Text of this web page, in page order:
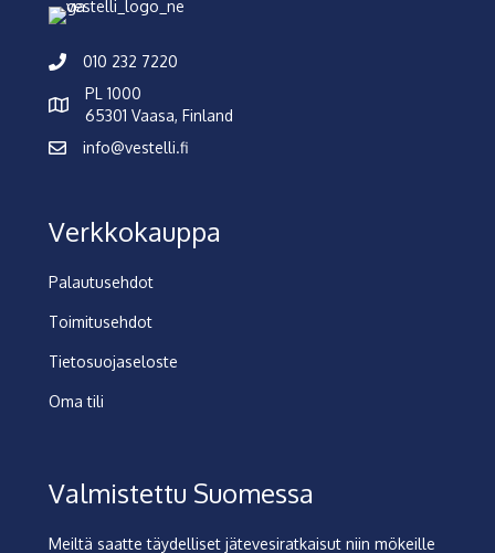
010 232 7220
PL 1000
65301 Vaasa, Finland
info@vestelli.fi
Verkkokauppa
Palautusehdot
Toimitusehdot
Tietosuojaseloste
Oma tili
Valmistettu Suomessa
Meiltä saatte täydelliset jätevesiratkaisut niin mökeille